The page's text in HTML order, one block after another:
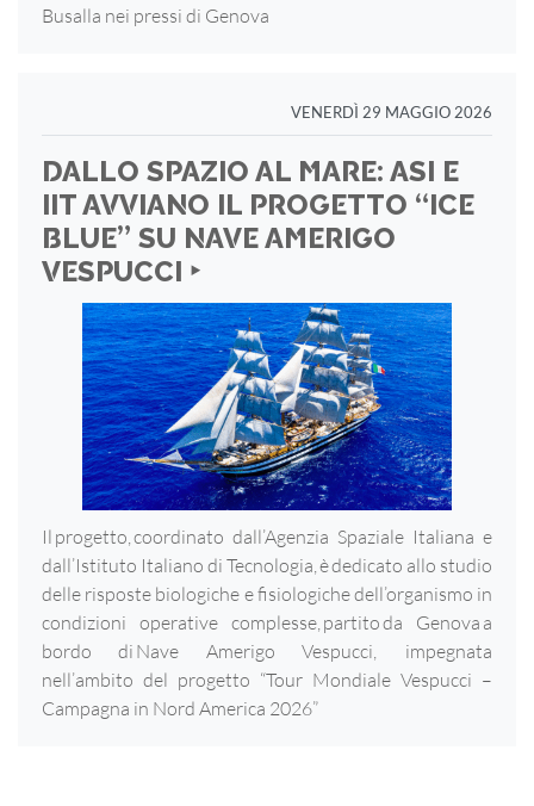
Busalla nei pressi di Genova
VENERDÌ 29 MAGGIO 2026
DALLO SPAZIO AL MARE: ASI E
IIT AVVIANO IL PROGETTO “ICE
BLUE” SU NAVE AMERIGO
VESPUCCI ‣
Il progetto, coordinato dall’Agenzia Spaziale Italiana e
dall’Istituto Italiano di Tecnologia, è dedicato allo studio
delle risposte biologiche e fisiologiche dell’organismo in
condizioni operative complesse, partito da Genova a
bordo di Nave Amerigo Vespucci, impegnata
nell’ambito del progetto “Tour Mondiale Vespucci –
Campagna in Nord America 2026”